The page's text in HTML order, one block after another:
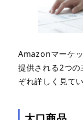
Amazonマーケ
提供される2つ
ぞれ詳しく見て